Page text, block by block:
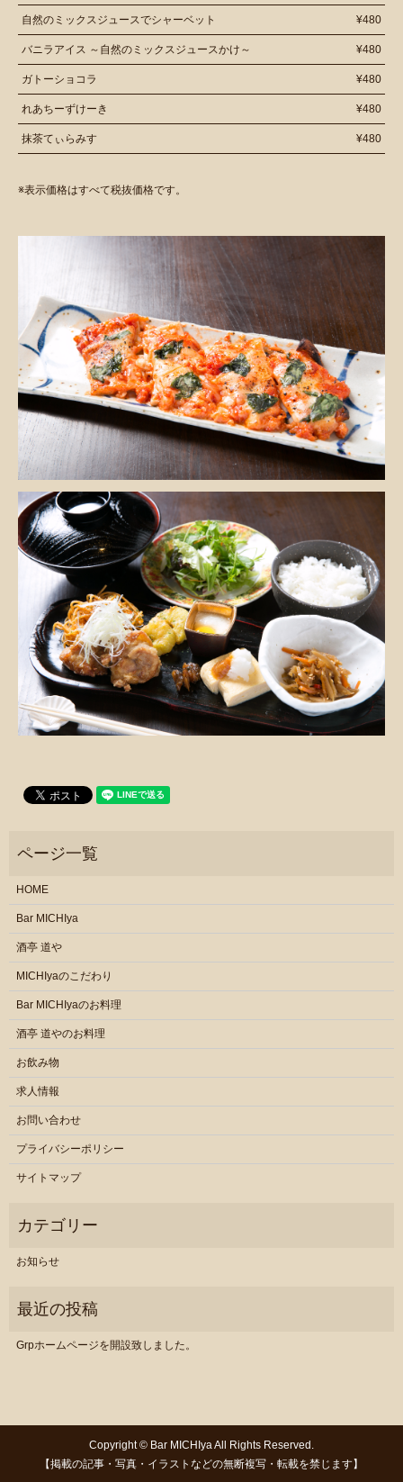
自然のミックスジュースでシャーベット ¥480
バニラアイス ～自然のミックスジュースかけ～ ¥480
ガトーショコラ ¥480
れあちーずけーき ¥480
抹茶てぃらみす ¥480
※表示価格はすべて税抜価格です。
HOME
Bar MICHIya
酒亭 道や
MICHIyaのこだわり
Bar MICHIyaのお料理
酒亭 道やのお料理
お飲み物
求人情報
お問い合わせ
プライバシーポリシー
サイトマップ
お知らせ
Grpホームページを開設致しました。
Copyright © Bar MICHIya All Rights Reserved.
【掲載の記事・写真・イラストなどの無断複写・転載を禁じます】